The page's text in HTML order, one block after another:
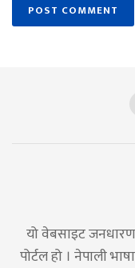
यो वेबसाइट
पोर्टल हो । नेपाली